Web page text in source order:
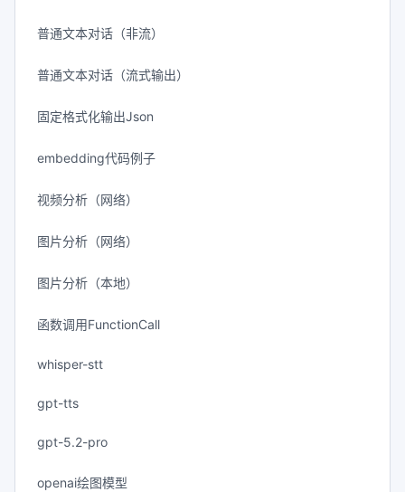
普通文本对话（非流）
普通文本对话（流式输出）
固定格式化输出Json
embedding代码例子
视频分析（网络）
图片分析（网络）
图片分析（本地）
函数调用FunctionCall
whisper-stt
gpt-tts
gpt-5.2-pro
openai绘图模型